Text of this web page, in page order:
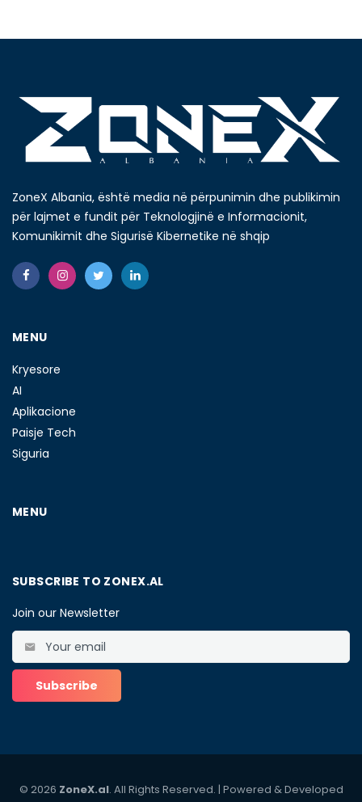
ZoneX Albania, është media në përpunimin dhe publikimin
për lajmet e fundit për Teknologjinë e Informacionit,
Komunikimit dhe Sigurisë Kibernetike në shqip
MENU
Kryesore
AI
Aplikacione
Paisje Tech
Siguria
MENU
SUBSCRIBE TO ZONEX.AL
Join our Newsletter
© 2026 ZoneX.al. All Rights Reserved. | Powered & Developed